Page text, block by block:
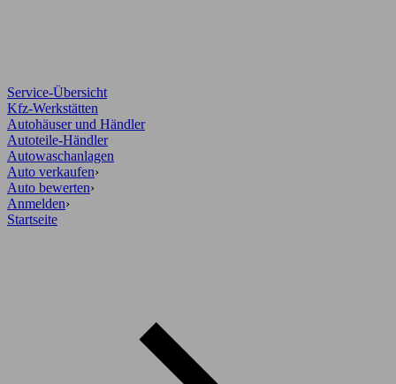
Service-Übersicht
Kfz-Werkstätten
Autohäuser und Händler
Autoteile-Händler
Autowaschanlagen
Auto verkaufen›
Auto bewerten›
Anmelden›
Startseite